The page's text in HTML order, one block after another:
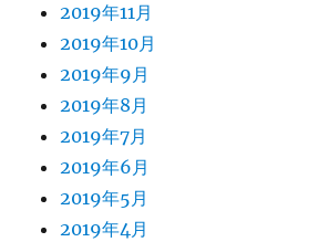
2019年11月
2019年10月
2019年9月
2019年8月
2019年7月
2019年6月
2019年5月
2019年4月